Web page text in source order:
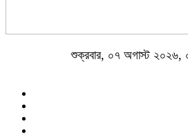
শুক্রবার, ০৭ অগাস্ট ২০২৬,